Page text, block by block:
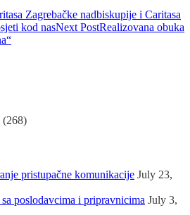
Zagrebačke nadbiskupije i Caritasa
kod nasNext PostRealizovana obuka
(268)
pristupačne komunikacije July 23,
poslodavcima i pripravnicima July 3,